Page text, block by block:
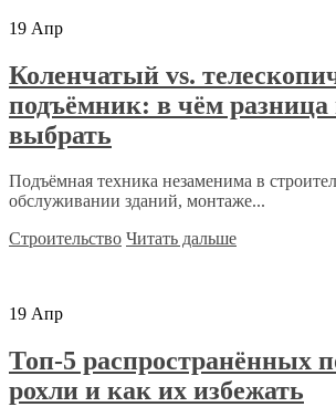
19 Апр
Коленчатый vs.
подъёмник: в чём разница
выбрать
Подъёмная техника незаменима в
обслуживании зданий, монтаже...
Строительство Читать дальше
19 Апр
Топ-5 распространённых
рохли и как их избежать